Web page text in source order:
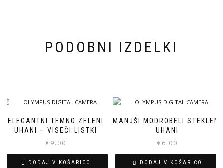
PODOBNI IZDELKI
ELEGANTNI TEMNO ZELENI
UHANI – VISEČI LISTKI
€9.00
DODAJ V KOŠARICO
MANJŠI MODROBELI STEKLENI
UHANI
€6.00
DODAJ V KOŠARICO